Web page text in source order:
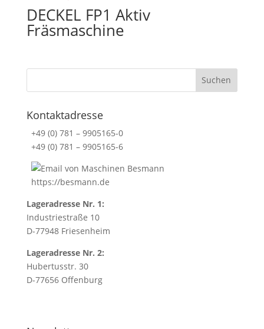
i
o
.
i
f
i
e
l
i
s
s
e
c
i
DECKEL FP1 Aktiv
Fräsmaschine
Kontaktadresse
+49 (0) 781 – 9905165-0
+49 (0) 781 – 9905165-6
https://besmann.de
Lageradresse Nr. 1:
Industriestraße 10
D-77948 Friesenheim
Lageradresse Nr. 2:
Hubertusstr. 30
D-77656 Offenburg